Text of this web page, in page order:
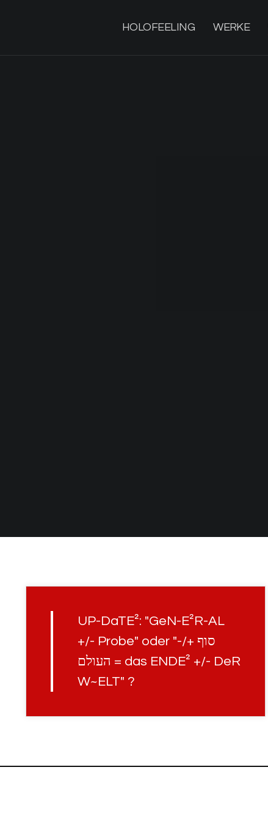
HOLOFEELING WERKE
UP-DaTE²: "GeN-E²R-AL
+/- Probe" oder "סוף +/-
העולם = das ENDE² +/- DeR
W~ELT" ?